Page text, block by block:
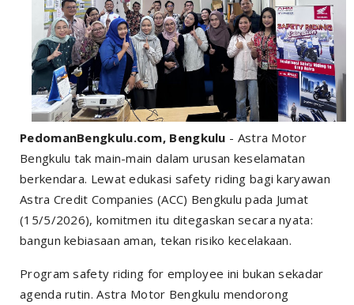
PedomanBengkulu.com, Bengkulu - Astra Motor
Bengkulu tak main-main dalam urusan keselamatan
berkendara. Lewat edukasi safety riding bagi karyawan
Astra Credit Companies (ACC) Bengkulu pada Jumat
(15/5/2026), komitmen itu ditegaskan secara nyata:
bangun kebiasaan aman, tekan risiko kecelakaan.
Program safety riding for employee ini bukan sekadar
agenda rutin. Astra Motor Bengkulu mendorong